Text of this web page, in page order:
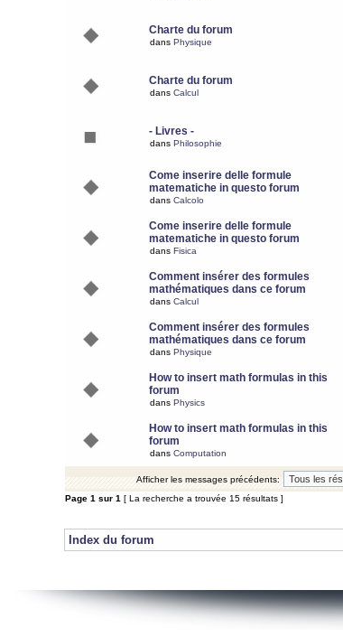
Charte du forum
dans Physique
Charte du forum
dans Calcul
- Livres -
dans Philosophie
Come inserire delle formule
matematiche in questo forum
dans Calcolo
Come inserire delle formule
matematiche in questo forum
dans Fisica
Comment insérer des formules
mathématiques dans ce forum
dans Calcul
Comment insérer des formules
mathématiques dans ce forum
dans Physique
How to insert math formulas in this
forum
dans Physics
How to insert math formulas in this
forum
dans Computation
Afficher les messages précédents:
Page 1 sur 1 [ La recherche a trouvée 15 résultats ]
Index du forum